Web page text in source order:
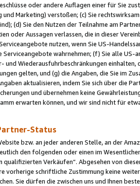
oder andere Auflagen einer für Sie
und Marketing) verstoßen; (c) Sie
(d) Sie den Nutzen der Teilnahme am
oder Aussagen verlassen, die in dieser
nutzen, wenn Sie US-
Serviceangebote wahrnehmen; (f) Sie alle
und Wiederausfuhrbeschränkungen
gelten, und (g) die Angaben, die Sie im
aktualisieren, indem Sie sich über die
und übernehmen keine
erwarten können, und wir sind nicht für
Status
bzw. an jeder anderen Stelle, an der
den folgenden oder einen im
qualifizierten Verkäufen“. Abgesehen von
vorherige schriftliche Zustimmung keine
Sie dürfen die zwischen uns und Ihnen